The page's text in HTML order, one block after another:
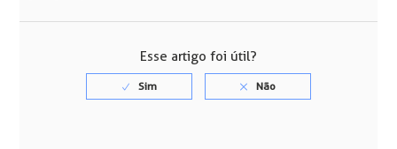
Esse artigo foi útil?